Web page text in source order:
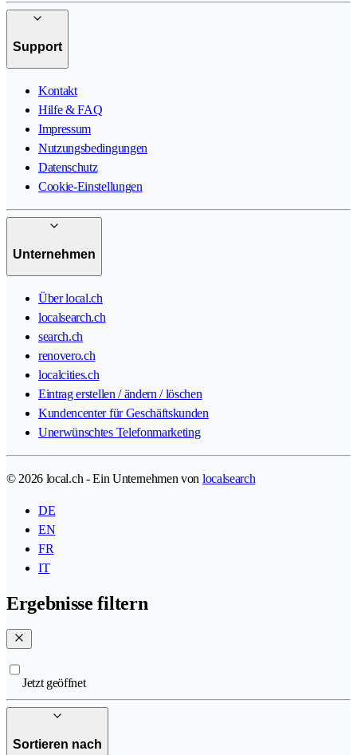
Support
Kontakt
Hilfe & FAQ
Impressum
Nutzungsbedingungen
Datenschutz
Cookie-Einstellungen
Unternehmen
Über local.ch
localsearch.ch
search.ch
renovero.ch
localcities.ch
Eintrag erstellen / ändern / löschen
Kundencenter für Geschäftskunden
Unerwünschtes Telefonmarketing
© 2026 local.ch - Ein Unternehmen von localsearch
DE
EN
FR
IT
Ergebnisse filtern
Jetzt geöffnet
Sortieren nach